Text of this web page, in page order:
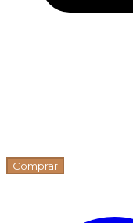
Comprar